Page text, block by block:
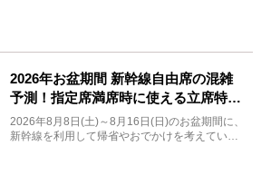
2026年お盆期間 新幹線自由席の混雑
予測！指定席満席時に使える立席特急
券も解説
2026年8月8日(土)～8月16日(日)のお盆期間に、
新幹線を利用して帰省やおでかけを考えている